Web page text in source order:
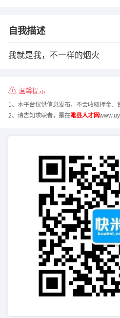
自我描述
我就是我，不一样的烟火
温馨提示
1、本平台仅供信息发布，不会收取押金、
2、请告知求职者，是在睢县人才网